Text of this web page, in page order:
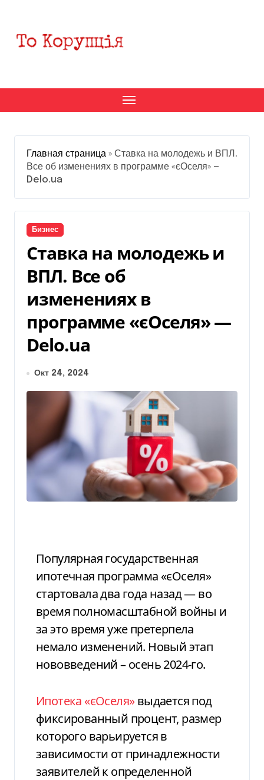
содержанию
Главная страница » Ставка на молодежь и ВПЛ.
Все об изменениях в программе «єОселя» —
Delo.ua
Бизнес
Ставка на молодежь и
ВПЛ. Все об
изменениях в
программе «єОселя» —
Delo.ua
Окт 24, 2024
Популярная государственная
ипотечная программа «єОселя»
стартовала два года назад — во
время полномасштабной войны и
за это время уже претерпела
немало изменений. Новый этап
нововведений – осень 2024-го.
Ипотека «єОселя»выдается под
фиксированный процент, размер
которого варьируется в
зависимости от принадлежности
заявителей к определенной